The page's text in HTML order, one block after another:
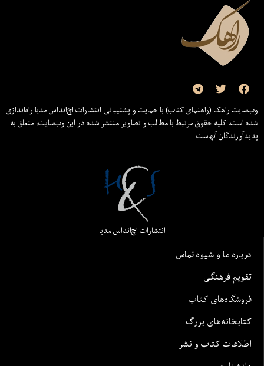
وب‌سایت راهک (راهنمای کتاب) با حمایت و پشتیبانی انتشارات اچ‌اند‌اس مدیا راه‌اندازی
شده است. کلیه حقوق مرتبط با مطالب و تصاویر منتشر شده در این وب‌سایت، متعلق به
پدیدآورندگان آنهاست
انتشارات اچ‌اند‌اس مدیا
درباره ما و شیوه تماس
تقویم فرهنگی
فروشگاه‌های کتاب
کتابخانه‌های بزرگ
اطلاعات کتاب و نشر